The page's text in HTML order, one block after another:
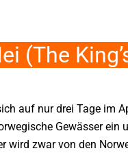
(The
auf nur drei Tage im
Gewässer
wird zwar von den